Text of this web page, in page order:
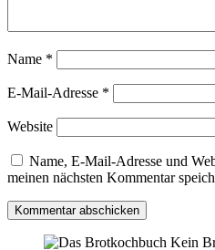
Name *
E-Mail-Adresse *
Website
Name, E-Mail-Adresse und
meinen nächsten Kommentar